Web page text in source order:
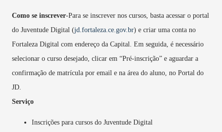
Como se inscrever-Para se inscrever nos cursos, basta acessar o portal
do Juventude Digital (jd.fortaleza.ce.gov.br) e criar uma conta no
Fortaleza Digital com endereço da Capital. Em seguida, é necessário
selecionar o curso desejado, clicar em “Pré-inscrição” e aguardar a
confirmação de matrícula por email e na área do aluno, no Portal do
JD.
Serviço
Inscrições para cursos do Juventude Digital